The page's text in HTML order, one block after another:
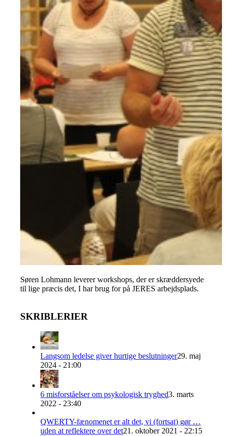
Søren Lohmann leverer workshops, der er skræddersyede
til lige præcis det, I har brug for på JERES arbejdsplads.
SKRIBLERIER
Langsom ledelse giver hurtige beslutninger29. maj
2024 - 21:00
6 misforståelser om psykologisk tryghed3. marts
2022 - 23:40
QWERTY-fænomenet er alt det, vi (fortsat) gør …
uden at reflektere over det21. oktober 2021 - 22:15